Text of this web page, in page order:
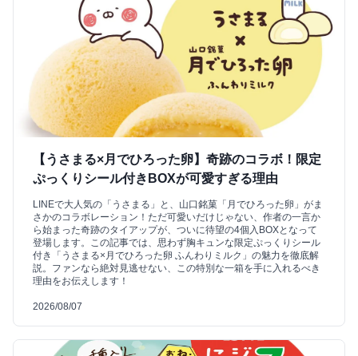
【うさまる×月でひろった卵】奇跡のコラボ！限定
ぷっくりシール付きBOXが可愛すぎる理由
LINEで大人気の「うさまる」と、山口銘菓「月でひろった卵」がま
さかのコラボレーション！ただ可愛いだけじゃない、作者の一言か
ら始まった奇跡のタイアップが、ついに待望の4個入BOXとなって
登場します。この記事では、思わず胸キュンな限定ぷっくりシール
付き「うさまる×月でひろった卵 ふんわりミルク」の魅力を徹底解
説。ファンなら絶対見逃せない、この特別な一箱を手に入れるべき
理由をお伝えします！
2026/08/07